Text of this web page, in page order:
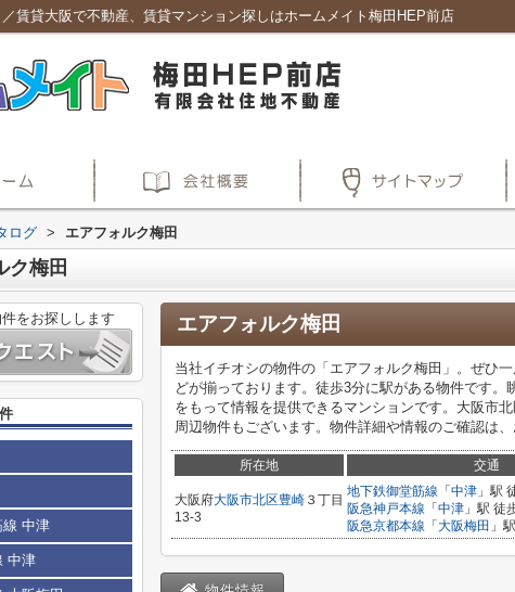
賃貸大阪で不動産、賃貸マンション探しはホームメイト梅田HEP前店
ログ > エアフォルク梅田
ク梅田
エアフォルク梅田
当社イチオシの物件の「エアフォルク梅田」。ぜひ
どが揃っております。徒歩3分に駅がある物件です
をもって情報を提供できるマンションです。大阪市
周辺物件もございます。物件詳細や情報のご確認は、
所在地 交通
大阪府大阪市北区豊崎 ３丁目
13-3
地下鉄御堂筋線 「 中津 」駅
阪急神戸本線 「 中津 」駅 徒
阪急京都本線 「 大阪梅田 」
をお探しします
線 中津
中津